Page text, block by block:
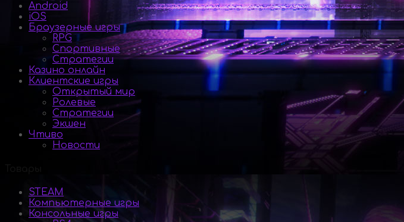
Android
iOS
Браузерные игры
RPG
Спортивные
Стратегии
Казино онлайн
Клиентские игры
Открытый мир
Ролевые
Стратегии
Экшен
Чтиво
Новости
STEAM
Компьютерные игры
Консольные игры